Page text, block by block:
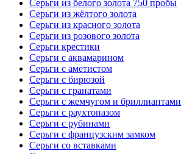
Серьги из белого золота 750 пробы
Серьги из жёлтого золота
Серьги из красного золота
Серьги из розового золота
Серьги крестики
Серьги с аквамарином
Серьги с аметистом
Серьги с бирюзой
Серьги с гранатами
Серьги с жемчугом и бриллиантами
Серьги с раухтопазом
Серьги с рубинами
Серьги с французским замком
Серьги со вставками